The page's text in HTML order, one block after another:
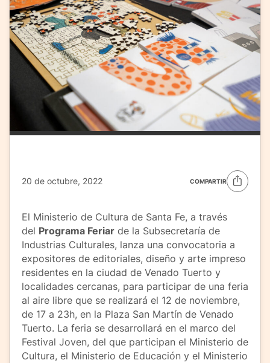
20 de octubre, 2022 COMPARTIR
El Ministerio de Cultura de Santa Fe, a través
del Programa Feriar de la Subsecretaría de
Industrias Culturales, lanza una convocatoria a
expositores de editoriales, diseño y arte impreso
residentes en la ciudad de Venado Tuerto y
localidades cercanas, para participar de una feria
al aire libre que se realizará el 12 de noviembre,
de 17 a 23h, en la Plaza San Martín de Venado
Tuerto. La feria se desarrollará en el marco del
Festival Joven, del que participan el Ministerio de
Cultura, el Ministerio de Educación y el Ministerio